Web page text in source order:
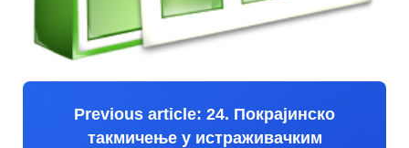
Previous article: 24. Покрајинско
такмичење у истраживачким